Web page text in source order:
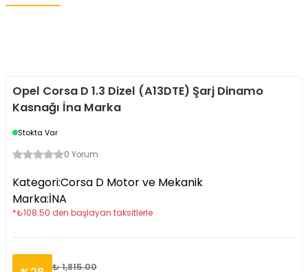
Opel Corsa D 1.3 Dizel (A13DTE) Şarj Dinamo
Kasnağı İna Marka
Stokta Var
0 Yorum
Kategori:Corsa D Motor ve Mekanik
Marka:İNA
*₺108.50 den başlayan taksitlerle
₺ 1,815.00